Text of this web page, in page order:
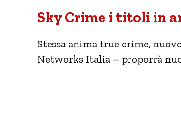
Sky Crime i titoli in
Stessa anima true crime,
Networks Italia – proporrà